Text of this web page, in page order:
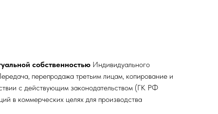
собственностью Индивидуального
перепродажа третьим лицам, копирование и
с действующим законодательством (ГК РФ
в коммерческих целях для производства